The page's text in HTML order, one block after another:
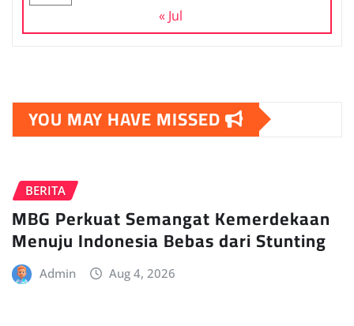
« Jul
YOU MAY HAVE MISSED
BERITA
MBG Perkuat Semangat Kemerdekaan
Menuju Indonesia Bebas dari Stunting
Admin Aug 4, 2026